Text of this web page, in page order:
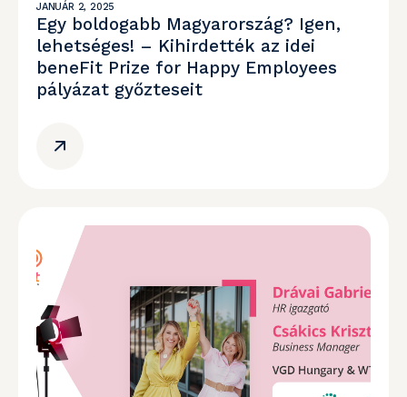
JANUÁR 2, 2025
Egy boldogabb Magyarország? Igen,
lehetséges! – Kihirdették az idei
beneFit Prize for Happy Employees
pályázat győzteseit